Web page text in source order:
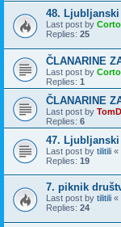
48. Ljubljanski
Last post by Corto
Replies: 25
ČLANARINE
Last post by Corto
Replies: 1
ČLANARINE
Last post by
Replies: 6
47. Ljubljanski
Last post by tilitili «
Replies: 19
7. piknik
Last post by tilitili «
Replies: 24